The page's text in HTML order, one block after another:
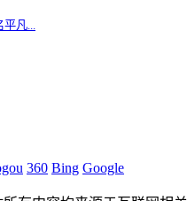
平凡...
360 Bing Google